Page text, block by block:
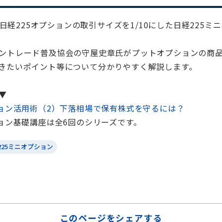
経225オプションの取引サイズを1/10にした日経225ミ
トレード普及協会の守屋史章氏がプットオプションの商
たいポイント等について分かりやすく解説します。
活用術（2）下落相場で保有株式を守るには？
基礎講座は全6回のシリーズです。
ミニオプション
このページをシェアする